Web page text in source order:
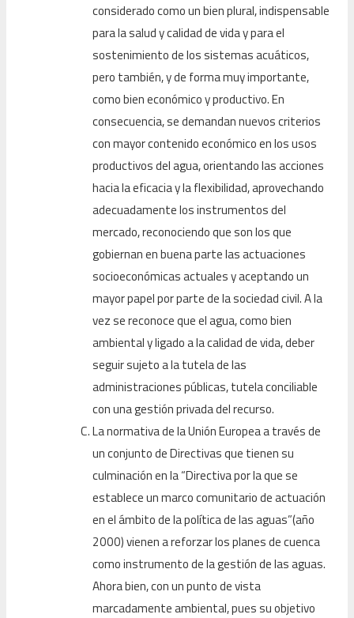
considerado como un bien plural, indispensable
para la salud y calidad de vida y para el
sostenimiento de los sistemas acuáticos,
pero también, y de forma muy importante,
como bien económico y productivo. En
consecuencia, se demandan nuevos criterios
con mayor contenido económico en los usos
productivos del agua, orientando las acciones
hacia la eficacia y la flexibilidad, aprovechando
adecuadamente los instrumentos del
mercado, reconociendo que son los que
gobiernan en buena parte las actuaciones
socioeconómicas actuales y aceptando un
mayor papel por parte de la sociedad civil. A la
vez se reconoce que el agua, como bien
ambiental y ligado a la calidad de vida, deber
seguir sujeto a la tutela de las
administraciones públicas, tutela conciliable
con una gestión privada del recurso.
La normativa de la Unión Europea a través de
un conjunto de Directivas que tienen su
culminación en la “Directiva por la que se
establece un marco comunitario de actuación
en el ámbito de la política de las aguas”(año
2000) vienen a reforzar los planes de cuenca
como instrumento de la gestión de las aguas.
Ahora bien, con un punto de vista
marcadamente ambiental, pues su objetivo